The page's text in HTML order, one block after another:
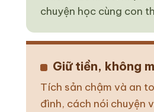
chuyện học cùng con
Giữ tiền, không
Tích sản chậm và an
đình, cách nói chuyện